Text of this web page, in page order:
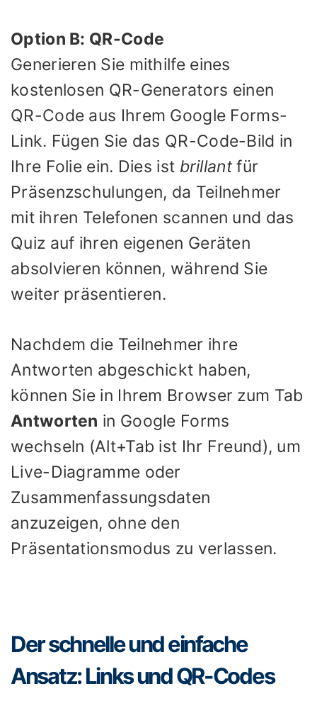
Option B: QR-Code
Generieren Sie mithilfe eines
kostenlosen QR-Generators einen
QR-Code aus Ihrem Google Forms-
Link. Fügen Sie das QR-Code-Bild in
Ihre Folie ein. Dies ist brillantfür
Präsenzschulungen, da Teilnehmer
mit ihren Telefonen scannen und das
Quiz auf ihren eigenen Geräten
absolvieren können, während Sie
weiter präsentieren.
Nachdem die Teilnehmer ihre
Antworten abgeschickt haben,
können Sie in Ihrem Browser zum Tab
Antworten in Google Forms
wechseln (Alt+Tab ist Ihr Freund), um
Live-Diagramme oder
Zusammenfassungsdaten
anzuzeigen, ohne den
Präsentationsmodus zu verlassen.
Der schnelle und einfache
Ansatz: Links und QR-Codes